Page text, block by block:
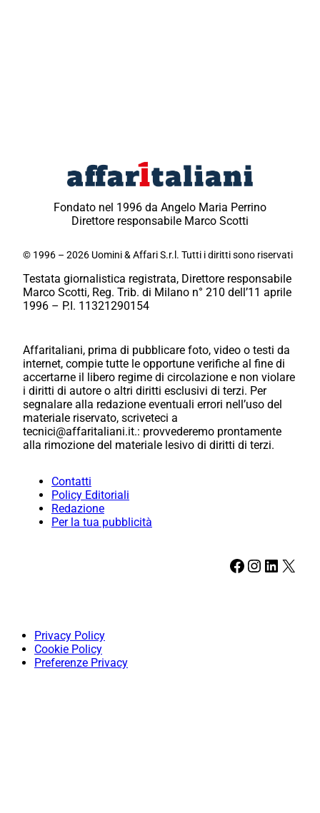
Fondato nel 1996 da Angelo Maria Perrino
Direttore responsabile Marco Scotti
© 1996 – 2026 Uomini & Affari S.r.l. Tutti i diritti sono riservati
Testata giornalistica registrata, Direttore responsabile
Marco Scotti, Reg. Trib. di Milano n° 210 dell’11 aprile
1996 – P.I. 11321290154
Affaritaliani, prima di pubblicare foto, video o testi da
internet, compie tutte le opportune verifiche al fine di
accertarne il libero regime di circolazione e non violare
i diritti di autore o altri diritti esclusivi di terzi. Per
segnalare alla redazione eventuali errori nell’uso del
materiale riservato, scriveteci a
tecnici@affaritaliani.it.: provvederemo prontamente
alla rimozione del materiale lesivo di diritti di terzi.
Contatti
Policy Editoriali
Redazione
Per la tua pubblicità
Facebook Instagram LinkedIn X
Privacy Policy
Cookie Policy
Preferenze Privacy